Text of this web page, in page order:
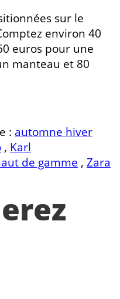
sur le
environ 40
euros pour une
manteau et 80
: automne hiver
, Karl
de gamme , Zara